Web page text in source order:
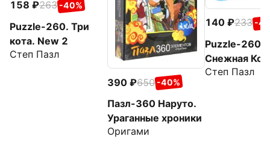
158 263 -40%
Puzzle-260. Три
кота. New 2
Степ Пазл
390 650 -40%
Пазл-360 Наруто.
Ураганные хроники
Оригами
140 233 -
Puzzle-260.
Снежная
Степ Пазл